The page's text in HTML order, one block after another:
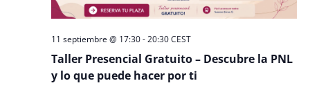
Taller Presencial Gratuito – Descubre la PNL
y lo que puede hacer por ti
11 septiembre @ 17:30-20:30 CEST